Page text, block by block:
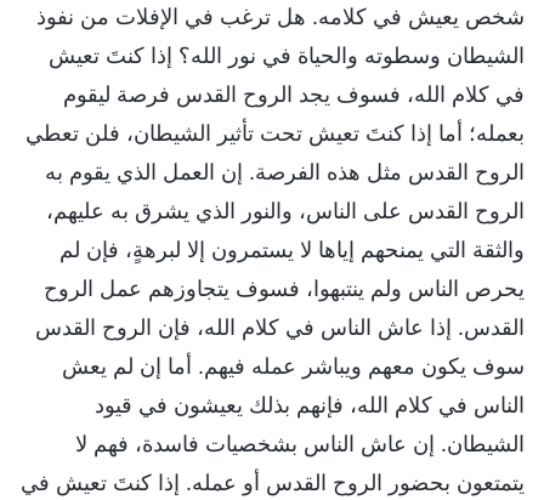
شخص يعيش في كلامه. هل ترغب في الإفلات من نفوذ
الشيطان وسطوته والحياة في نور الله؟ إذا كنتَ تعيش
في كلام الله، فسوف يجد الروح القدس فرصة ليقوم
بعمله؛ أما إذا كنتَ تعيش تحت تأثير الشيطان، فلن تعطي
الروح القدس مثل هذه الفرصة. إن العمل الذي يقوم به
الروح القدس على الناس، والنور الذي يشرق به عليهم،
والثقة التي يمنحهم إياها لا يستمرون إلا لبرهةٍ، فإن لم
يحرص الناس ولم ينتبهوا، فسوف يتجاوزهم عمل الروح
القدس. إذا عاش الناس في كلام الله، فإن الروح القدس
سوف يكون معهم ويباشر عمله فيهم. أما إن لم يعش
الناس في كلام الله، فإنهم بذلك يعيشون في قيود
الشيطان. إن عاش الناس بشخصيات فاسدة، فهم لا
يتمتعون بحضور الروح القدس أو عمله. إذا كنتَ تعيش في